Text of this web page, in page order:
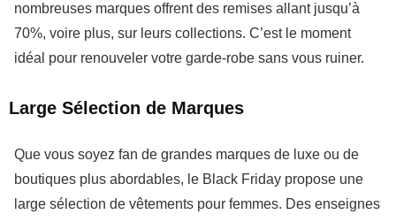
nombreuses marques offrent des remises allant jusqu’à
70%, voire plus, sur leurs collections. C’est le moment
idéal pour renouveler votre garde-robe sans vous ruiner.
Large Sélection de Marques
Que vous soyez fan de grandes marques de luxe ou de
boutiques plus abordables, le Black Friday propose une
large sélection de vêtements pour femmes. Des enseignes